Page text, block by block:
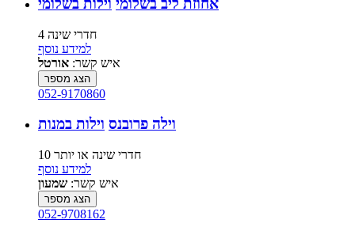
אחוזת ליב בשלומי וילות בשלומי
4 חדרי שינה
למידע נוסף
איש קשר: אורטל
הצג מספר
052-9170860
וילה פרובנס וילות במנות
10 חדרי שינה או יותר
למידע נוסף
איש קשר: שמעון
הצג מספר
052-9708162